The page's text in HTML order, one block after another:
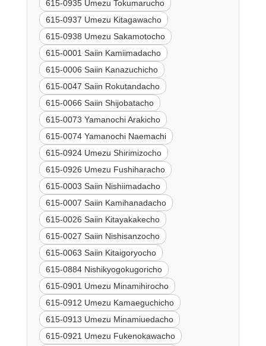
615-0935 Umezu Tokumarucho
615-0937 Umezu Kitagawacho
615-0938 Umezu Sakamotocho
615-0001 Saiin Kamiimadacho
615-0006 Saiin Kanazuchicho
615-0047 Saiin Rokutandacho
615-0066 Saiin Shijobatacho
615-0073 Yamanochi Arakicho
615-0074 Yamanochi Naemachi
615-0924 Umezu Shirimizocho
615-0926 Umezu Fushiharacho
615-0003 Saiin Nishiimadacho
615-0007 Saiin Kamihanadacho
615-0026 Saiin Kitayakakecho
615-0027 Saiin Nishisanzocho
615-0063 Saiin Kitaigoryocho
615-0884 Nishikyogokugoricho
615-0901 Umezu Minamihirocho
615-0912 Umezu Kamaeguchicho
615-0913 Umezu Minamiuedacho
615-0921 Umezu Fukenokawacho